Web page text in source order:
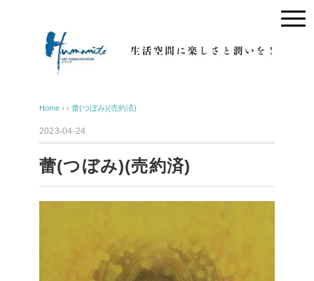
Home › › 蕾(つぼみ)(売約済)
2023-04-24
蕾(つぼみ)(売約済)